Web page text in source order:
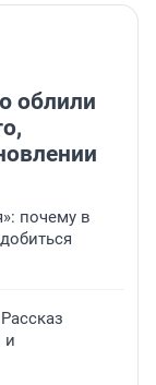
облили
почему в
и